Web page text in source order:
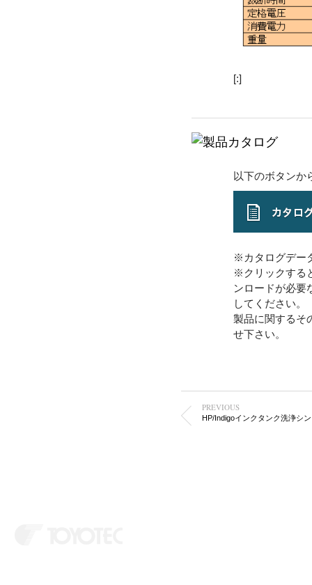
[:]
以下のボタンか
※カタログデー
※クリックする
ンロードが必要
してください。
製品に関するそ
せ下さい。
PREVIOUS
HP/Indigoインクタンク洗浄シ